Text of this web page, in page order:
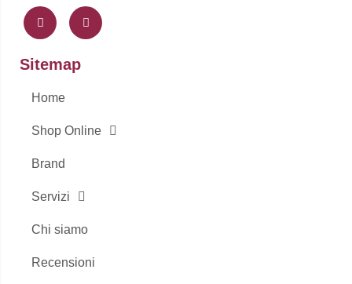
a
c
e
b
o
-
f
n
s
t
a
Sitemap
Home
Shop Online
Brand
Servizi
Chi siamo
Recensioni